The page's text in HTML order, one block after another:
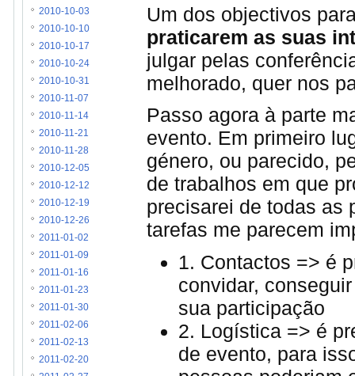
Um dos objectivos
praticarem as suas
julgar pelas
melhorado, quer nos
Passo agora à parte
evento. Em primeiro
género, ou parecido,
de trabalhos em que
precisarei de todas as
tarefas me parecem
1. Contactos => é
convidar,
sua participação
2. Logística => é
de evento, para
2010-10-03
2010-10-10
2010-10-17
2010-10-24
2010-10-31
2010-11-07
2010-11-14
2010-11-21
2010-11-28
2010-12-05
2010-12-12
2010-12-19
2010-12-26
2011-01-02
2011-01-09
2011-01-16
2011-01-23
2011-01-30
2011-02-06
2011-02-13
2011-02-20